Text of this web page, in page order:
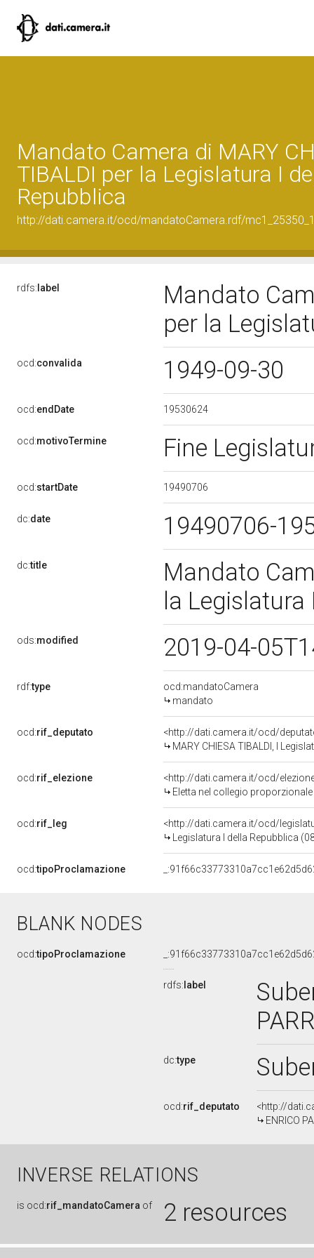
Mandato Camera di MARY
TIBALDI per la Legislatura I
Repubblica
http://dati.camera.it/ocd/mandatoCamera.rdf/
rdfs: label
Mandato
per la
ocd:convalida 1949-09-30
ocd:endDate 19530624
ocd:motivoTermine Fine
ocd:startDate 19490706
dc:date 19490706-
dc:title
Mandato
la
ods:modified 2019-04-
rdf:type
ocd:mandatoCamera
mandato
ocd:rif_deputato
<http://dati.camera.it/ocd/
MARY CHIESA TIBALDI, I
ocd:rif_elezione
<http://dati.camera.it/ocd/
Eletta nel collegio
ocd:rif_leg
<http://dati.camera.it/ocd/
Legislatura I della Repubblica
ocd:tipoProclamazione
BLANK NODES
ocd:tipoProclamazione
rdfs: label
dc:type
ocd:rif_deputato
<http://
ENRICO
INVERSE RELATIONS
is ocd:rif_mandatoCamera of 2 resources